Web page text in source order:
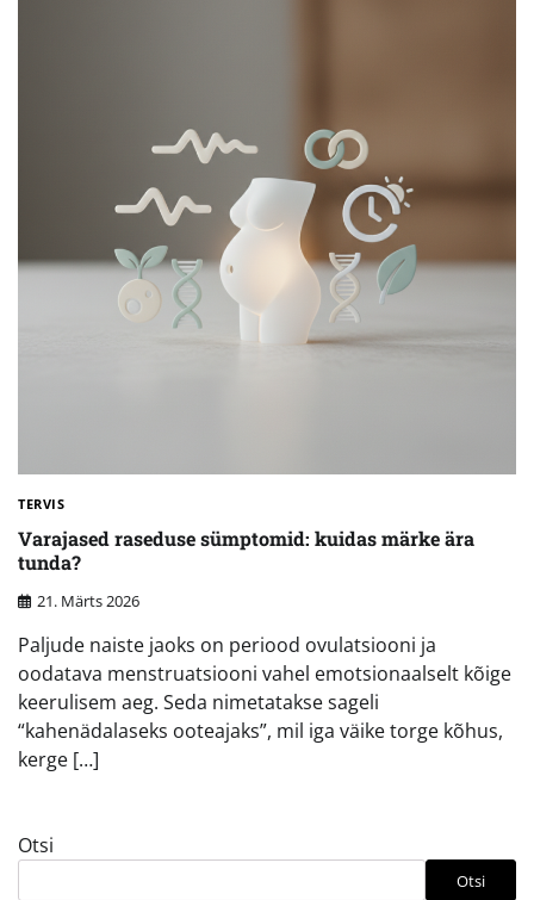
TERVIS
Varajased raseduse sümptomid: kuidas märke ära
tunda?
21. Märts 2026
Paljude naiste jaoks on periood ovulatsiooni ja
oodatava menstruatsiooni vahel emotsionaalselt kõige
keerulisem aeg. Seda nimetatakse sageli
“kahenädalaseks ooteajaks”, mil iga väike torge kõhus,
kerge […]
Otsi
Otsi